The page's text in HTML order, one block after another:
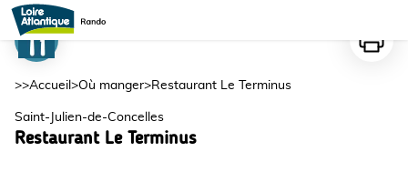
Restaurant Le Terminus
Voir l'image en plein écran
>>Accueil >Où manger>Restaurant Le Terminus
Saint-Julien-de-Concelles
Restaurant Le Terminus